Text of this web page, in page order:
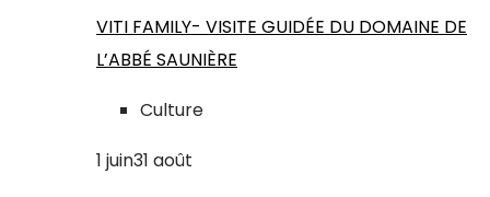
VITI FAMILY- VISITE GUIDÉE DU DOMAINE DE
L’ABBÉ SAUNIÈRE
Culture
1 juin31 août